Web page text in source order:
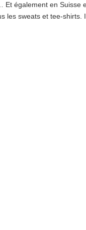
également en Suisse
les sweats et tee-